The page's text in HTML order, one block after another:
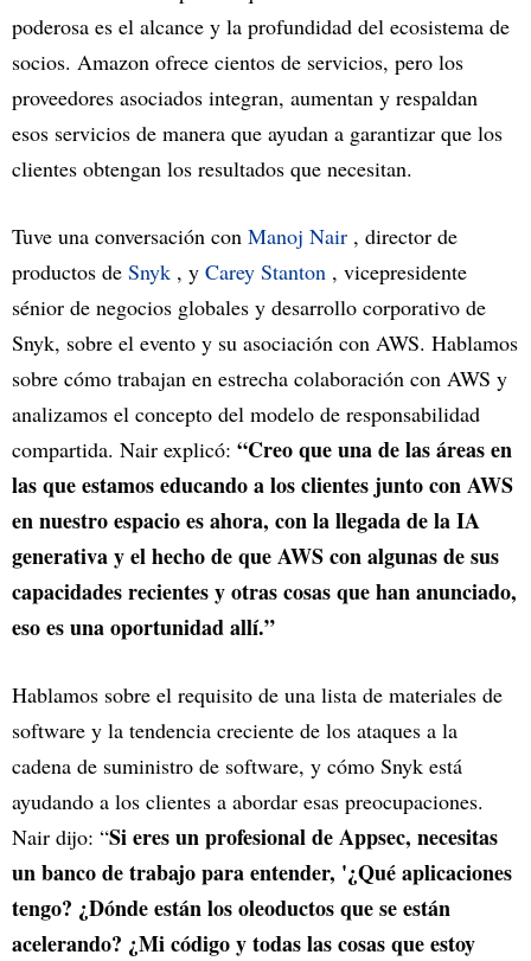
poderosa es el alcance y la profundidad del ecosistema de
socios. Amazon ofrece cientos de servicios, pero los
proveedores asociados integran, aumentan y respaldan
esos servicios de manera que ayudan a garantizar que los
clientes obtengan los resultados que necesitan.
Tuve una conversación con Manoj Nair , director de
productos de Snyk , y Carey Stanton , vicepresidente
sénior de negocios globales y desarrollo corporativo de
Snyk, sobre el evento y su asociación con AWS. Hablamos
sobre cómo trabajan en estrecha colaboración con AWS y
analizamos el concepto del modelo de responsabilidad
compartida. Nair explicó: “Creo que una de las áreas en
las que estamos educando a los clientes junto con AWS
en nuestro espacio es ahora, con la llegada de la IA
generativa y el hecho de que AWS con algunas de sus
capacidades recientes y otras cosas que han anunciado,
eso es una oportunidad allí.”
Hablamos sobre el requisito de una lista de materiales de
software y la tendencia creciente de los ataques a la
cadena de suministro de software, y cómo Snyk está
ayudando a los clientes a abordar esas preocupaciones.
Nair dijo: “Si eres un profesional de Appsec, necesitas
un banco de trabajo para entender, '¿Qué aplicaciones
tengo? ¿Dónde están los oleoductos que se están
acelerando? ¿Mi código y todas las cosas que estoy